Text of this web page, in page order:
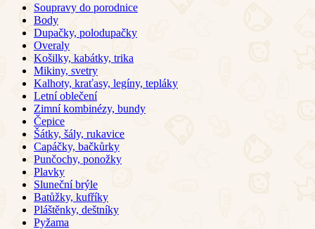
Soupravy do porodnice
Body
Dupačky, polodupačky
Overaly
Košilky, kabátky, trika
Mikiny, svetry
Kalhoty, kraťasy, legíny, tepláky
Letní oblečení
Zimní kombinézy, bundy
Čepice
Šátky, šály, rukavice
Capáčky, bačkůrky
Punčochy, ponožky
Plavky
Sluneční brýle
Batůžky, kufříky
Pláštěnky, deštníky
Pyžama